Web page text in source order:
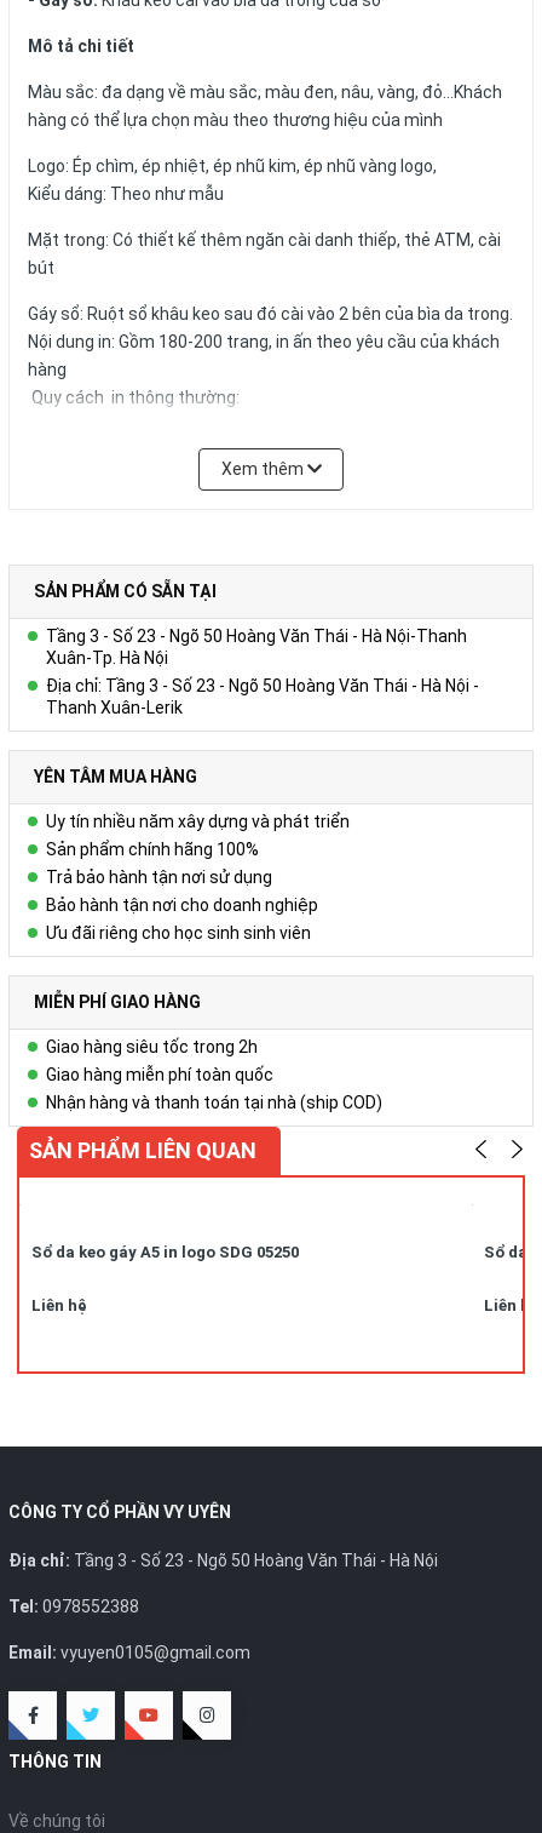
Mô tả chi tiết
Màu sắc: đa dạng về màu sắc, màu đen, nâu, vàng, đỏ...Khách
hàng có thể lựa chọn màu theo thương hiệu của mình
Logo: Ép chìm, ép nhiệt, ép nhũ kim, ép nhũ vàng logo,
Kiểu dáng: Theo như mẫu
Mặt trong: Có thiết kế thêm ngăn cài danh thiếp, thẻ ATM, cài
bút
Gáy sổ: Ruột sổ khâu keo sau đó cài vào 2 bên của bìa da trong.
Nội dung in: Gồm 180-200 trang, in ấn theo yêu cầu của khách
hàng
Quy cách in thông thường:
+ Trang viết: in 01 màu 01 nội dung trên giấy offset 80g màu
+ Kích thước trang giấy in: 14.5x20.6cm
Số lượng và màu sắc của giấy hay mẫu mã của sản phẩm có thể
được đặt theo yêu cầu của khách hàng.
Liên hệ
Công ty Cổ phần Vy Uyên
DC: Số 23, ngõ 50 Hoàng Văn Thái, Khương Mai, Thanh Xuân, Hà
Nội
Hotline/ZALO : 0978.552.388 ( Ms Uyên)
Xem thêm
SẢN PHẨM CÓ SẴN TẠI
Tầng 3 - Số 23 - Ngõ 50 Hoàng Văn Thái - Hà Nội-Thanh
Xuân-Tp. Hà Nội
Địa chỉ: Tầng 3 - Số 23 - Ngõ 50 Hoàng Văn Thái - Hà Nội -
Thanh Xuân-Lerik
YÊN TÂM MUA HÀNG
Uy tín nhiều năm xây dựng và phát triển
Sản phẩm chính hãng 100%
Trả bảo hành tận nơi sử dụng
Bảo hành tận nơi cho doanh nghiệp
Ưu đãi riêng cho học sinh sinh viên
MIỄN PHÍ GIAO HÀNG
Giao hàng siêu tốc trong 2h
Giao hàng miễn phí toàn quốc
Nhận hàng và thanh toán tại nhà (ship COD)
SẢN PHẨM LIÊN QUAN
Sổ da keo gáy A5 in logo SDG 05250
Liên hệ
Sổ da
Liên hệ
CÔNG TY CỔ PHẦN VY UYÊN
Địa chỉ: Tầng 3 - Số 23 - Ngõ 50 Hoàng Văn Thái - Hà Nội
Tel: 0978552388
Email: vyuyen0105@gmail.com
THÔNG TIN
Về chúng tôi